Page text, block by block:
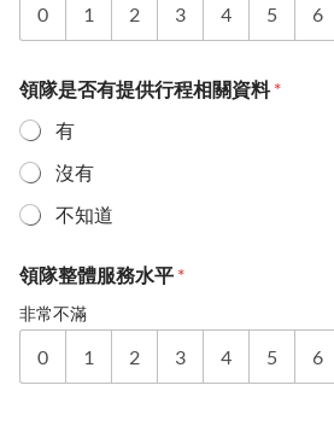
0 1 2 3 4 5 6
領隊是否有提供行程相關資料*
有
沒有
不知道
領隊整體服務水平 *
非常不滿
0 1 2 3 4 5 6